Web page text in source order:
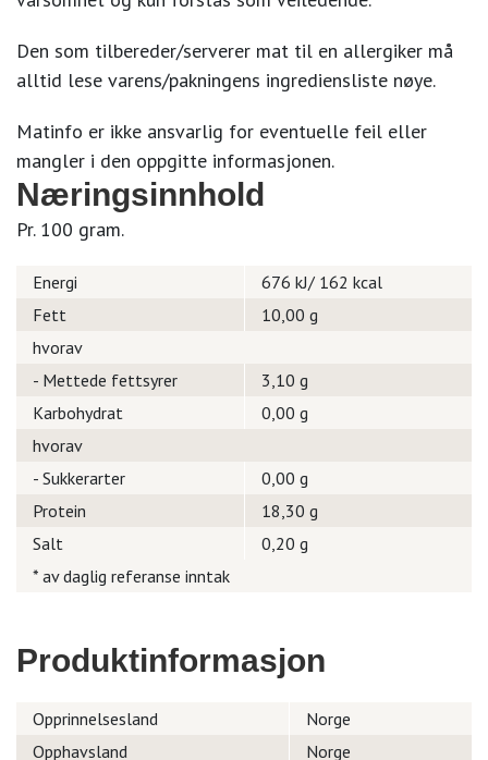
Den som tilbereder/serverer mat til en allergiker må
alltid lese varens/pakningens ingrediensliste nøye.
Matinfo er ikke ansvarlig for eventuelle feil eller
mangler i den oppgitte informasjonen.
Næringsinnhold
Pr. 100 gram.
Energi
676 kJ/ 162 kcal
Fett
10,00 g
hvorav
- Mettede fettsyrer
3,10 g
Karbohydrat
0,00 g
hvorav
- Sukkerarter
0,00 g
Protein
18,30 g
Salt
0,20 g
* av daglig referanse inntak
Produktinformasjon
Opprinnelsesland
Norge
Opphavsland
Norge